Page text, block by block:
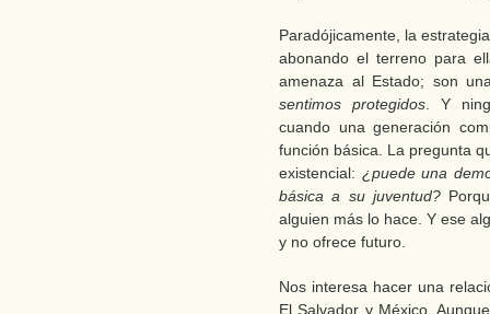
Paradójicamente, la
abonando el terreno para
amenaza al Estado; son
sentimos protegidos . Y
cuando una generación
función básica. La pregunta
existencial: ¿puede una
básica a su juventud?
alguien más lo hace. Y ese
y no ofrece futuro.
Nos interesa hacer una
El Salvador y México.